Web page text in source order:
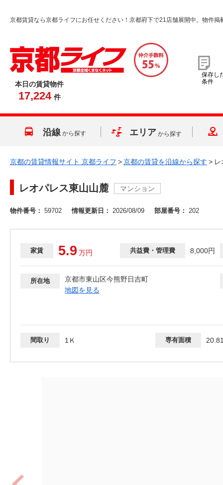
京都賃貸なら京都ライフにお任せください！京都府下で21店舗展開中。物件掲
本日の賃貸物件
17,224 件
保存し
条件
沿線 から探す エリア から探す
京都の賃貸情報サイト 京都ライフ >京都の賃貸を沿線から探す >
レオパレス東山山麓 マンション
物件番号： 59702 情報更新日： 2026/08/09 部屋番号： 202
家賃 5.9 万円 共益費・管理費 8,000円
所在地
京都市東山区今熊野日吉町
地図を見る
間取り 1Ｋ 専有面積